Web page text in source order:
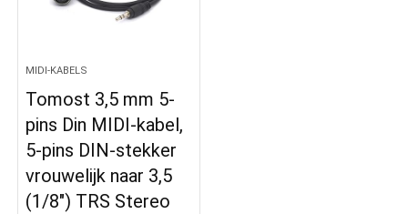
MIDI-KABELS
Tomost 3,5 mm 5-
pins Din MIDI-kabel,
5-pins DIN-stekker
vrouwelijk naar 3,5
(1/8″) TRS Stereo